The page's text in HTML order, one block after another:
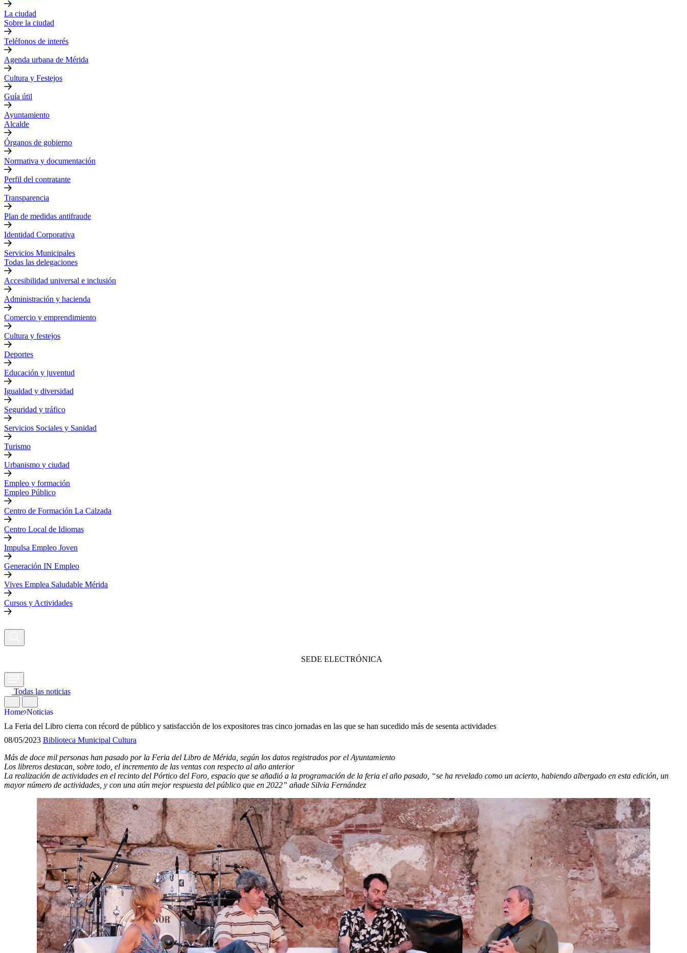
La ciudad
Sobre la ciudad
Teléfonos de interés
Agenda urbana de Mérida
Cultura y Festejos
Guía útil
Ayuntamiento
Alcalde
Órganos de gobierno
Normativa y documentación
Perfil del contratante
Transparencia
Plan de medidas antifraude
Identidad Corporativa
Servicios Municipales
Todas las delegaciones
Accesibilidad universal e inclusión
Administración y hacienda
Comercio y emprendimiento
Cultura y festejos
Deportes
Educación y juventud
Igualdad y diversidad
Seguridad y tráfico
Servicios Sociales y Sanidad
Turismo
Urbanismo y ciudad
Empleo y formación
Empleo Público
Centro de Formación La Calzada
Centro Local de Idiomas
Impulsa Empleo Joven
Generación IN Empleo
Vives Emplea Saludable Mérida
Cursos y Actividades
SEDE ELECTRÓNICA
Todas las noticias
Home Noticias
La Feria del Libro cierra con récord de público y satisfacción de los expositores tras cinco jornadas en las que se han sucedido más de sesenta actividades
08/05/2023 Biblioteca Municipal Cultura
Más de doce mil personas han pasado por la Feria del Libro de Mérida, según los datos registrados por el Ayuntamiento
Los libreros destacan, sobre todo, el incremento de las ventas con respecto al año anterior
La realización de actividades en el recinto del Pórtico del Foro, espacio que se añadió a la programación de la feria el año pasado, “se ha revelado como un acierto, habiendo albergado en esta edición, un
mayor número de actividades, y con una aún mejor respuesta del público que en 2022” añade Silvia Fernández